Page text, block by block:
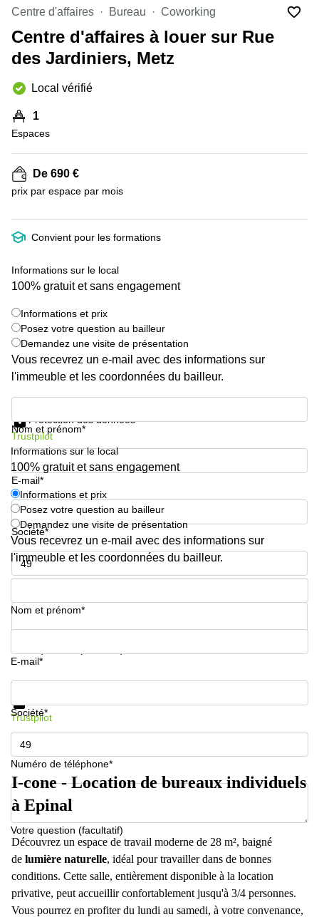
Strasbourg
d'affaires
Toulouse
Toulouse
Coworking
Centres
Lyon
d'affaires
Montpellier
Centre d'affaires Bureau Coworking
Centre d'affaires à louer sur Rue
des Jardiniers, Metz
Local vérifié
1
Espaces
De 690 €
prix par espace par mois
Convient pour les formations
Informations sur le local
100% gratuit et sans engagement
Informations et prix
Posez votre question au bailleur
Demandez une visite de présentation
Vous recevrez un e-mail avec des informations sur
l'immeuble et les coordonnées du bailleur.
Nom et prénom*
E-mail*
Société*
Numéro de téléphone*
Protection des données
Trustpilot
Informations sur le local
100% gratuit et sans engagement
Informations et prix
Posez votre question au bailleur
Demandez une visite de présentation
Vous recevrez un e-mail avec des informations sur
l'immeuble et les coordonnées du bailleur.
Nom et prénom*
E-mail*
Société*
Numéro de téléphone*
Votre question (facultatif)
Informations et prix
Trustpilot
I-cone - Location de bureaux individuels
à Epinal
Découvrez un espace de travail moderne de 28 m², baigné
de lumière naturelle, idéal pour travailler dans de bonnes
conditions. Cette salle, entièrement disponible à la location
privative, peut accueillir confortablement jusqu'à 3/4 personnes.
Vous pourrez en profiter du lundi au samedi, à votre convenance,